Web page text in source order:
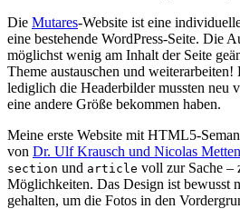
Die Mutares-Website ist eine
eine bestehende WordPress-Seite. Die
möglichst wenig am Inhalt der Seite
Theme austauschen und
lediglich die Headerbilder mussten neu
eine andere Größe bekommen haben.
Meine erste Website mit HTML5-
von Dr. Ulf Krausch und Nicolas
section und article voll zur Sache –
Möglichkeiten. Das Design ist bewusst
gehalten, um die Fotos in den